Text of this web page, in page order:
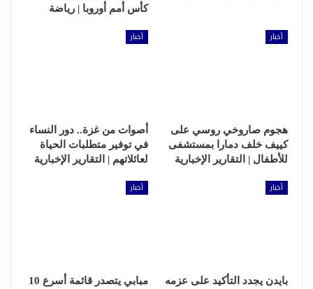
كأس أمم أوروبا | رياضة
أخبار
هجوم صاروخي روسي على
كييف خلف دمارا بمستشفى
للأطفال | التقارير الإخبارية
أخبار
أصوات من غزة.. دور النساء
في توفير متطلبات الحياة
لعائلاتهم | التقارير الإخبارية
أخبار
بايدن يجدد التأكيد على عزمه
أخبار
مبابي يتصدر قائمة أسرع 10